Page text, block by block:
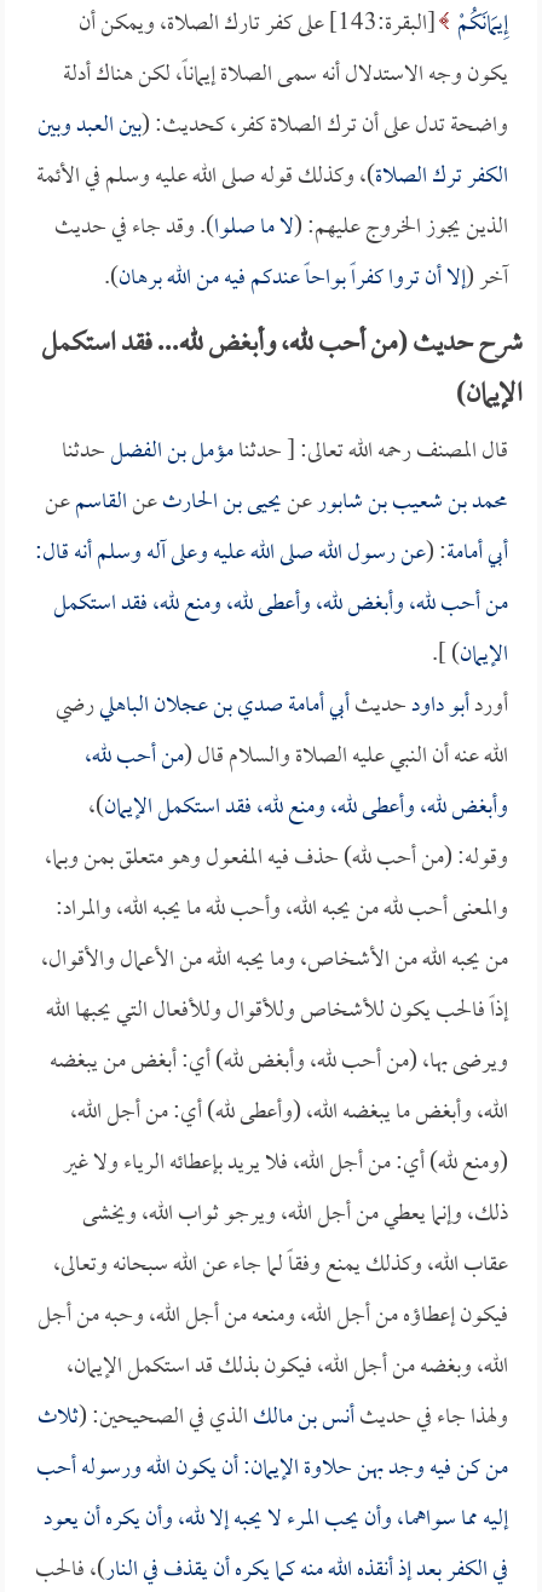
إِيمَانَكُمْ
[البقرة:143] على كفر تارك الصلاة، ويمكن أن
يكون وجه الاستدلال أنه سمى الصلاة إيماناً، لكن هناك أدلة
واضحة تدل على أن ترك الصلاة كفر، كحديث: (بين العبد وبين
الكفر ترك الصلاة)، وكذلك قوله صلى الله عليه وسلم في الأئمة
الذين يجوز الخروج عليهم: (لا ما صلوا). وقد جاء في حديث
آخر (إلا أن تروا كفراً بواحاً عندكم فيه من الله برهان).
شرح حديث (من أحب لله، وأبغض لله... فقد استكمل
الإيمان)
قال المصنف رحمه الله تعالى: [ حدثنامؤمل بن الفضلحدثنا
محمد بن شعيب بن شابورعنيحيى بن الحارثعنالقاسمعن
أبي أمامة: (عن رسول الله صلى الله عليه وعلى آله وسلم أنه قال:
من أحب لله، وأبغض لله، وأعطى لله، ومنع لله، فقد استكمل
الإيمان) ].
أوردأبو داودحديثأبي أمامة صدي بن عجلان الباهليرضي
الله عنه أن النبي عليه الصلاة والسلام قال (من أحب لله،
وأبغض لله، وأعطى لله، ومنع لله، فقد استكمل الإيمان)،
وقوله: (من أحب لله) حذف فيه المفعول وهو متعلق بمن وبما،
والمعنى أحب لله من يحبه الله، وأحب لله ما يحبه الله، والمراد:
من يحبه الله من الأشخاص، وما يحبه الله من الأعمال والأقوال،
إذاً فالحب يكون للأشخاص وللأقوال وللأفعال التي يحبها الله
ويرضى بها، (من أحب لله، وأبغض لله) أي: أبغض من يبغضه
الله، وأبغض ما يبغضه الله، (وأعطى لله) أي: من أجل الله،
(ومنع لله) أي: من أجل الله، فلا يريد بإعطائه الرياء ولا غير
ذلك، وإنما يعطي من أجل الله، ويرجو ثواب الله، ويخشى
عقاب الله، وكذلك يمنع وفقاً لما جاء عن الله سبحانه وتعالى،
فيكون إعطاؤه من أجل الله، ومنعه من أجل الله، وحبه من أجل
الله، وبغضه من أجل الله، فيكون بذلك قد استكمل الإيمان،
ولهذا جاء في حديثأنس بن مالكالذي في الصحيحين: (ثلاث
من كن فيه وجد بهن حلاوة الإيمان: أن يكون الله ورسوله أحب
إليه مما سواهما، وأن يحب المرء لا يحبه إلا لله، وأن يكره أن يعود
في الكفر بعد إذ أنقذه الله منه كما يكره أن يقذف في النار)، فالحب